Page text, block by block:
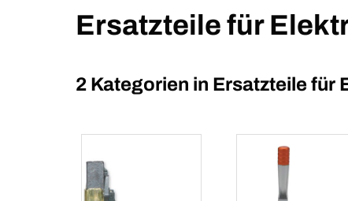
Ersatzteile für
2 Kategorien in Ersatzteile für